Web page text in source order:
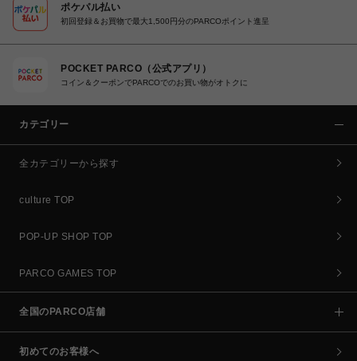
ポケパル払い
初回登録＆お買物で最大1,500円分のPARCOポイント進呈
POCKET PARCO（公式アプリ）
コイン＆クーポンでPARCOでのお買い物がオトクに
カテゴリー
全カテゴリーから探す
culture TOP
POP-UP SHOP TOP
PARCO GAMES TOP
全国のPARCO店舗
初めてのお客様へ